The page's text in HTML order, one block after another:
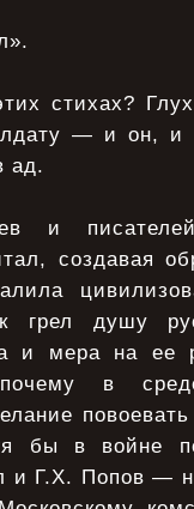
стихах?
— и он,
ад.
и
создавая
грел душу
и мера на ее
в
бы в войне
Г.Х. Попов —